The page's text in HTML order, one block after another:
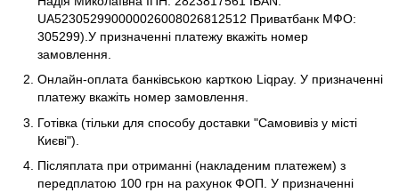
UA523052990000026008026812512 Приватбанк МФО:
305299).У призначенні платежу вкажіть номер
замовлення.
Онлайн-оплата банківською карткою Liqpay. У призначенні
платежу вкажіть номер замовлення.
Готівка (тільки для способу доставки "Самовивіз у місті
Києві").
Післяплата при отриманні (накладеним платежем) з
передплатою 100 грн на рахунок ФОП. У призначенні